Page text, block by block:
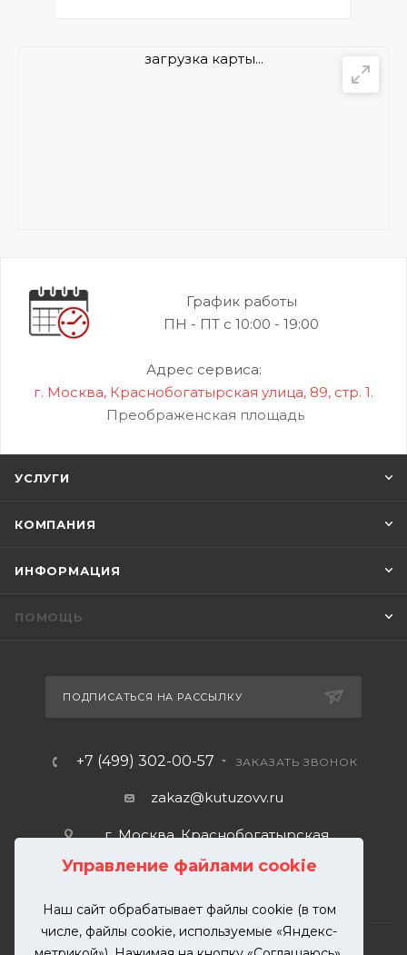
Управление файлами cookie
Наш сайт обрабатывает файлы cookie (в том
числе, файлы cookie, используемые «Яндекс-
загрузка карты...
График работы
ПН - ПТ с 10:00 - 19:00
Адрес сервиса:
г. Москва, Краснобогатырская улица, 89, стр. 1.
Преображенская площадь
УСЛУГИ
КОМПАНИЯ
ИНФОРМАЦИЯ
ПОМОЩЬ
ПОДПИСАТЬСЯ НА РАССЫЛКУ
+7 (499) 302-00-57 ЗАКАЗАТЬ ЗВОНОК
zakaz@kutuzovv.ru
г. Москва, Краснобогатырская